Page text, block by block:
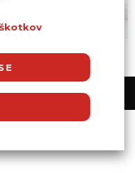
2018 VenetiCOM